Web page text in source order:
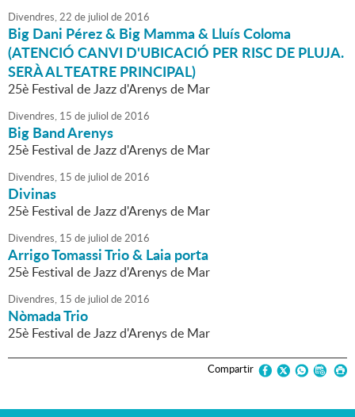
Divendres,22 de juliol de2016
Big Dani Pérez & Big Mamma & Lluís Coloma
(ATENCIÓ CANVI D'UBICACIÓ PER RISC DE PLUJA.
SERÀ AL TEATRE PRINCIPAL)
25è Festival de Jazz d'Arenys de Mar
Divendres, 15 de juliol de2016
Big Band Arenys
25è Festival de Jazz d'Arenys de Mar
Divendres, 15 de juliol de2016
Divinas
25è Festival de Jazz d'Arenys de Mar
Divendres, 15 de juliol de2016
Arrigo Tomassi Trio & Laia porta
25è Festival de Jazz d'Arenys de Mar
Divendres, 15 de juliol de2016
Nòmada Trio
25è Festival de Jazz d'Arenys de Mar
Compartir